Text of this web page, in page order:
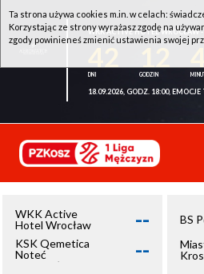
WKK ACTIVE HOTEL WROCŁAW
18.09.2026, GODZ. 18:00, EMOCJE
WKK Active
Hotel Wrocław
--
KSK Qemetica
Noteć
Inowrocław
--
BS
Ta strona używa cookies m.in. w celach:
Korzystając ze strony wyrażasz zgodę na
zgody powinieneś zmienić ustawienia swojej